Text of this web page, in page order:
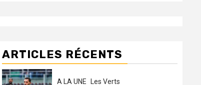
ARTICLES RÉCENTS
A LA UNE Les Verts